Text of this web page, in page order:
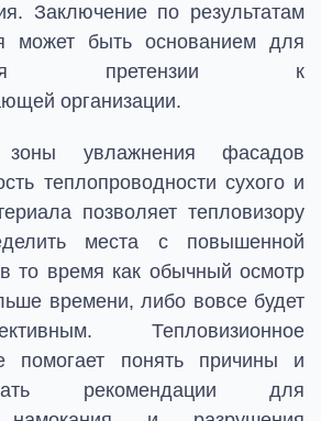
Заключение по результатам
может быть основанием для
претензии к
организации.
зоны увлажнения фасадов
теплопроводности сухого и
позволяет тепловизору
места с повышенной
то время как обычный осмотр
времени, либо вовсе будет
Тепловизионное
помогает понять причины и
рекомендации для